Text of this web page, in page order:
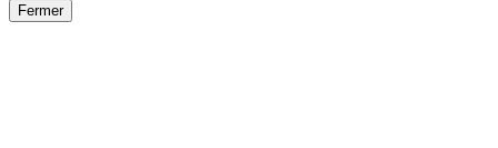
Fermer